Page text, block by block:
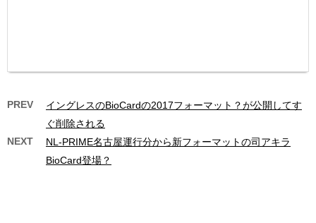
PREV
イングレスのBioCardの2017フォーマット？が公開してす
ぐ削除される
NEXT
NL-PRIME名古屋運行分から新フォーマットの司アキラ
BioCard登場？